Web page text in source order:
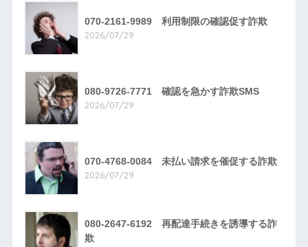
070-2161-9989 利用制限の確認促す詐欺
2026/07/29
080-9726-7771 確認を急かす詐欺SMS
2026/07/29
070-4768-0084 未払い請求を催促する詐欺
2026/07/29
080-2647-6192 再配達手続きを誘導する詐
欺